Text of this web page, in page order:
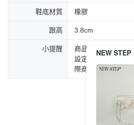
鞋底材質 橡膠
跟高 3.8cm
小提醒
商品圖片顏色會因
設定不同，而造成
際商品為主。
NEW STEP